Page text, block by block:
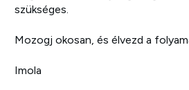
szükséges.
Mozogj okosan, és élvezd a
Imola